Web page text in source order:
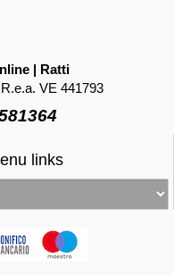
| Ratti
VE 441793
links